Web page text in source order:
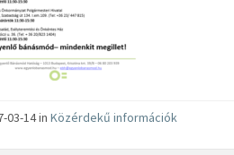
03-14 in Közérdekű információk